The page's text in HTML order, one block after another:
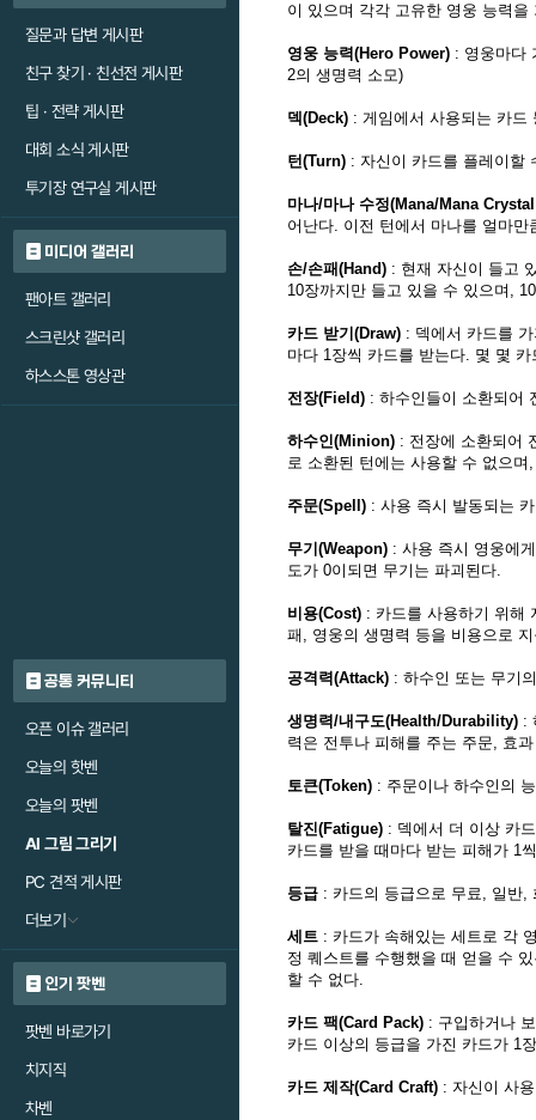
질문과 답변 게시판
친구 찾기 · 친선전 게시판
팁 · 전략 게시판
대회 소식 게시판
투기장 연구실 게시판
미디어 갤러리
팬아트 갤러리
스크린샷 갤러리
하스스톤 영상관
공통 커뮤니티
오픈 이슈 갤러리
오늘의 핫벤
오늘의 팟벤
AI 그림 그리기
PC 견적 게시판
더보기
인기 팟벤
팟벤 바로가기
치지직
차벤
이 있으며 각각 고유한 영웅 능력을
영웅 능력(Hero Power) : 영웅마다
2의 생명력 소모)
덱(Deck) : 게임에서 사용되는 카드
턴(Turn) : 자신이 카드를 플레이할
마나/마나 수정(Mana/Mana Crystal
어난다. 이전 턴에서 마나를 얼마
손/손패(Hand) : 현재 자신이 들고
10장까지만 들고 있을 수 있으며,
카드 받기(Draw) : 덱에서 카드를
마다 1장씩 카드를 받는다. 몇 몇
전장(Field) : 하수인들이 소환되어
하수인(Minion) : 전장에 소환되어
로 소환된 턴에는 사용할 수 없으
주문(Spell) : 사용 즉시 발동되는
무기(Weapon) : 사용 즉시 영웅에
도가 0이되면 무기는 파괴된다.
비용(Cost) : 카드를 사용하기 위해
패, 영웅의 생명력 등을 비용으로
공격력(Attack) : 하수인 또는 무기
생명력/내구도(Health/Durability) :
력은 전투나 피해를 주는 주문, 효
토큰(Token) : 주문이나 하수인의
탈진(Fatigue) : 덱에서 더 이상 카
카드를 받을 때마다 받는 피해가 1
등급 : 카드의 등급으로 무료, 일반,
세트 : 카드가 속해있는 세트로 각
정 퀘스트를 수행했을 때 얻을 수
할 수 없다.
카드 팩(Card Pack) : 구입하거나
카드 이상의 등급을 가진 카드가 1
카드 제작(Card Craft) : 자신이 사